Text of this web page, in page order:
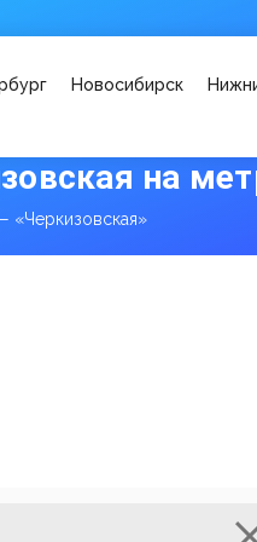
Новосибирск
на
«Черкизовская»